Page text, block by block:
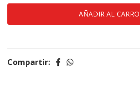
Compartir: